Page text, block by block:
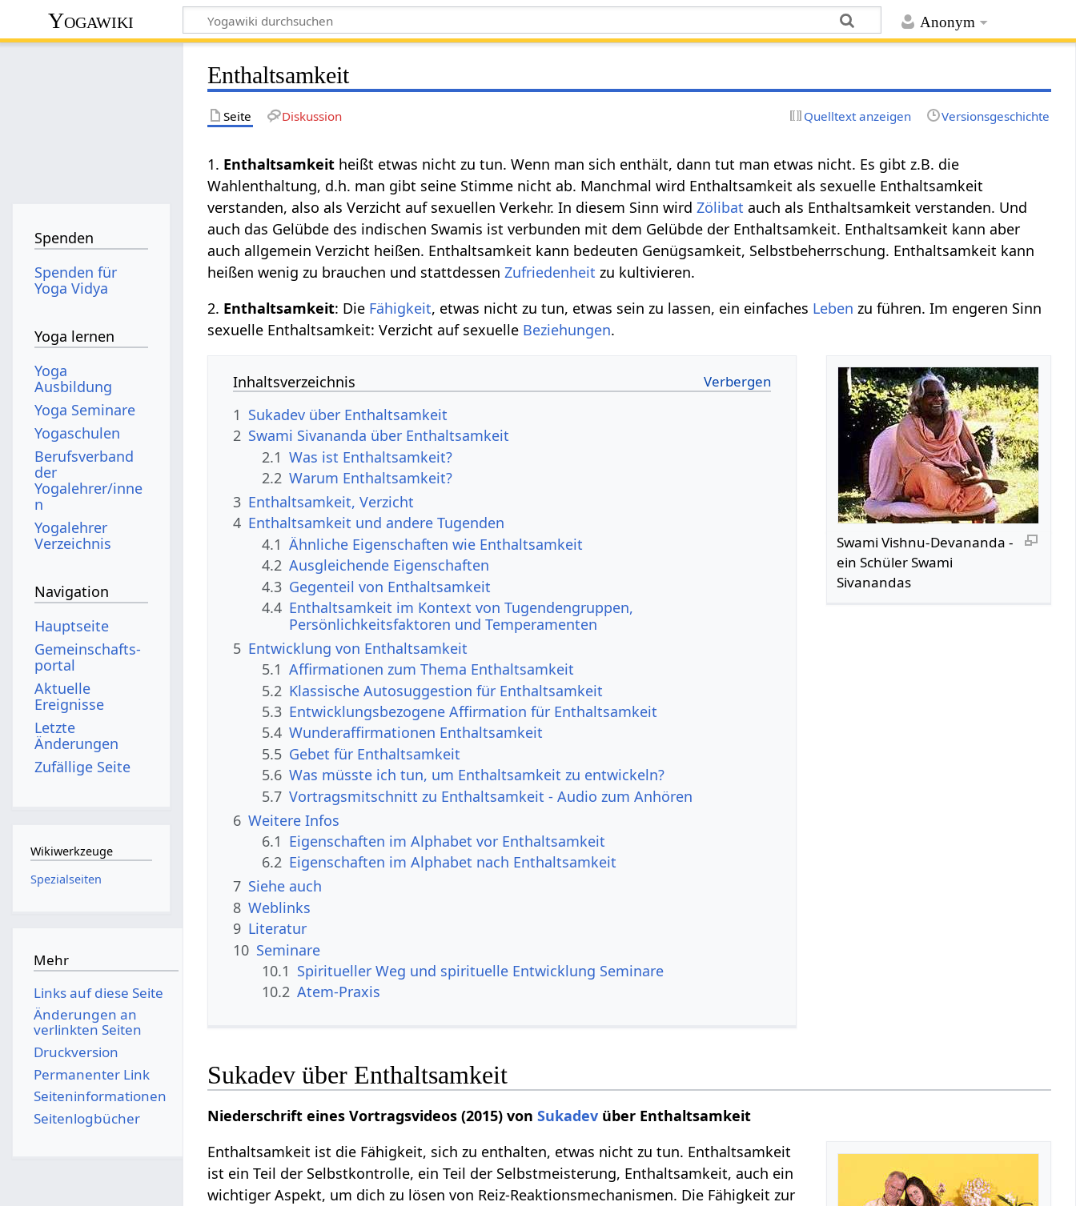
Anonym
Yogawiki
Enthaltsamkeit
Seite Diskussion Quelltext anzeigen Versionsgeschichte
1. Enthaltsamkeit heißt etwas nicht zu tun. Wenn man sich enthält, dann tut man etwas nicht. Es gibt z.B. die
Wahlenthaltung, d.h. man gibt seine Stimme nicht ab. Manchmal wird Enthaltsamkeit als sexuelle Enthaltsamkeit
verstanden, also als Verzicht auf sexuellen Verkehr. In diesem Sinn wirdZölibat auch als Enthaltsamkeit verstanden. Und
auch das Gelübde des indischen Swamis ist verbunden mit dem Gelübde der Enthaltsamkeit. Enthaltsamkeit kann aber
auch allgemein Verzicht heißen. Enthaltsamkeit kann bedeuten Genügsamkeit, Selbstbeherrschung. Enthaltsamkeit kann
heißen wenig zu brauchen und stattdessenZufriedenheit zu kultivieren.
2. Enthaltsamkeit: Die Fähigkeit, etwas nicht zu tun, etwas sein zu lassen, ein einfaches Leben zu führen. Im engeren Sinn
sexuelle Enthaltsamkeit: Verzicht auf sexuelle Beziehungen.
Swami Vishnu-Devananda -
ein Schüler Swami
Sivanandas
Inhaltsverzeichnis
1 Sukadev über Enthaltsamkeit
2 Swami Sivananda über Enthaltsamkeit
2.1 Was ist Enthaltsamkeit?
2.2 Warum Enthaltsamkeit?
3 Enthaltsamkeit, Verzicht
4 Enthaltsamkeit und andere Tugenden
4.1 Ähnliche Eigenschaften wie Enthaltsamkeit
4.2 Ausgleichende Eigenschaften
4.3 Gegenteil von Enthaltsamkeit
4.4 Enthaltsamkeit im Kontext von Tugendengruppen,
Persönlichkeitsfaktoren und Temperamenten
5 Entwicklung von Enthaltsamkeit
5.1 Affirmationen zum Thema Enthaltsamkeit
5.2 Klassische Autosuggestion für Enthaltsamkeit
5.3 Entwicklungsbezogene Affirmation für Enthaltsamkeit
5.4 Wunderaffirmationen Enthaltsamkeit
5.5 Gebet für Enthaltsamkeit
5.6 Was müsste ich tun, um Enthaltsamkeit zu entwickeln?
5.7 Vortragsmitschnitt zu Enthaltsamkeit - Audio zum Anhören
6 Weitere Infos
6.1 Eigenschaften im Alphabet vor Enthaltsamkeit
6.2 Eigenschaften im Alphabet nach Enthaltsamkeit
7 Siehe auch
8 Weblinks
9 Literatur
10 Seminare
10.1 Spiritueller Weg und spirituelle Entwicklung Seminare
10.2 Atem-Praxis
Sukadev über Enthaltsamkeit
Niederschrift eines Vortragsvideos (2015) vonSukadev über Enthaltsamkeit
Enthaltsamkeit ist die Fähigkeit, sich zu enthalten, etwas nicht zu tun. Enthaltsamkeit
ist ein Teil der Selbstkontrolle, ein Teil der Selbstmeisterung, Enthaltsamkeit, auch ein
wichtiger Aspekt, um dich zu lösen von Reiz-Reaktionsmechanismen. Die Fähigkeit zur
Spenden
Spenden für
Yoga Vidya
Yoga lernen
Yoga
Ausbildung
Yoga Seminare
Yogaschulen
Berufsverband
der
Yogalehrer/inne
n
Yogalehrer
Verzeichnis
Navigation
Hauptseite
Gemeinschafts­
portal
Aktuelle
Ereignisse
Letzte
Änderungen
Zufällige Seite
Wikiwerkzeuge
Spezialseiten
Mehr
Links auf diese Seite
Änderungen an
verlinkten Seiten
Druckversion
Permanenter Link
Seiten­­informationen
Seitenlogbücher